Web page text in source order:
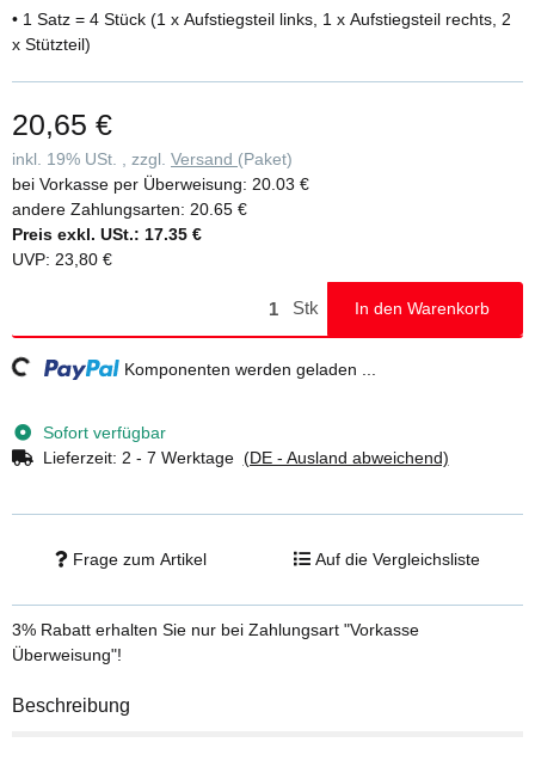
• 1 Satz = 4 Stück (1 x Aufstiegsteil links, 1 x Aufstiegsteil rechts, 2
x Stützteil)
20,65 €
inkl. 19% USt. , zzgl. Versand (Paket)
bei Vorkasse per Überweisung: 20.03 €
andere Zahlungsarten: 20.65 €
Preis exkl. USt.: 17.35 €
UVP: 23,80 €
Stk In den Warenkorb
Loading... Komponenten werden geladen ...
Sofort verfügbar
Lieferzeit: 2 - 7 Werktage (DE - Ausland abweichend)
Frage zum Artikel Auf die Vergleichsliste
3% Rabatt erhalten Sie nur bei Zahlungsart "Vorkasse
Überweisung"!
Beschreibung